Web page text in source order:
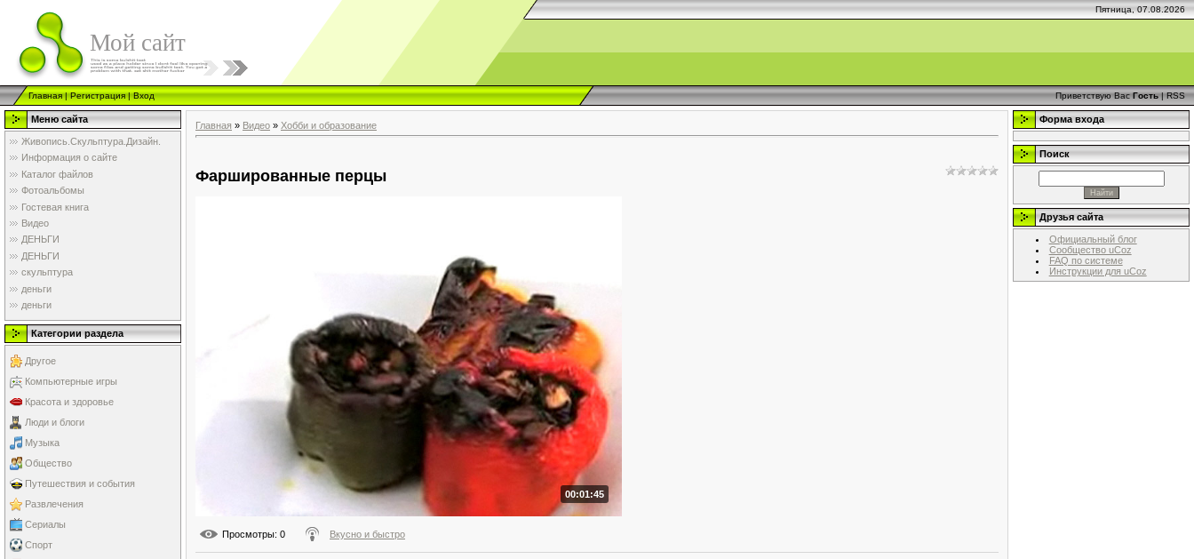
Пятница, 07.08.2026
Мой сайт
Главная|Регистрация|Вход Приветствую Вас Гость|RSS
Меню сайта
Живопись.Скульптура.Дизайн.
Информация о сайте
Каталог файлов
Фотоальбомы
Гостевая книга
Видео
ДЕНЬГИ
ДЕНЬГИ
скульптура
деньги
деньги
Категории раздела
Другое
Компьютерные игры
Красота и здоровье
Люди и блоги
Музыка
Общество
Путешествия и события
Развлечения
Сериалы
Спорт
Главная » Видео » Хобби и образование
Фаршированные перцы
00:01:45
Просмотры: 0 Вкусно и быстро
Форма входа
Поиск
Друзья сайта
Официальный блог
Сообщество uCoz
FAQ по системе
Инструкции для uCoz